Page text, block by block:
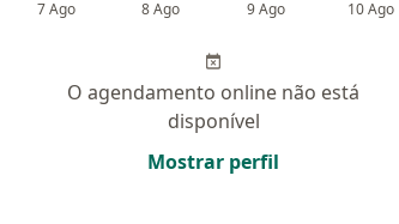
7 Ago 8 Ago 9 Ago 10 Ago
O agendamento online não está
disponível
Mostrar perfil